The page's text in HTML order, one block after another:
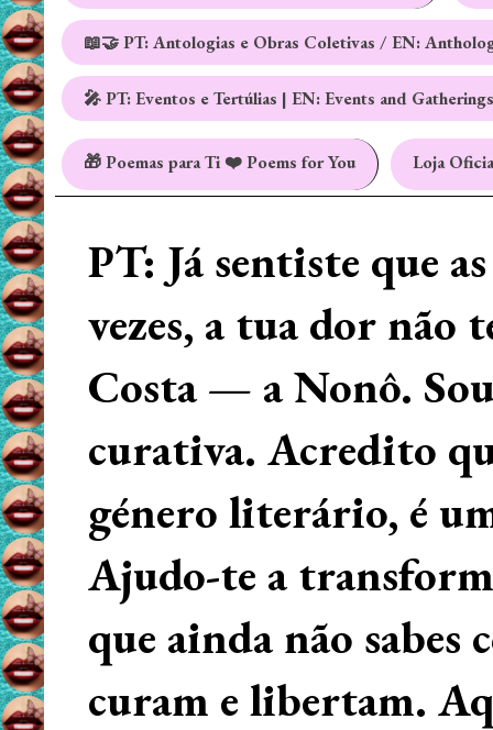
📖🤝 PT: Antologias e Obras Coletivas / EN:
🎤 PT: Eventos e Tertúlias | EN: Events and Gatherings
🎁 Poemas para Ti ❤️ Poems for You Loja
PT: Já sentiste que
vezes, a tua dor não
Costa — a Nonô.
curativa. Acredito
género literário, é
Ajudo-te a
que ainda não
curam e libertam.